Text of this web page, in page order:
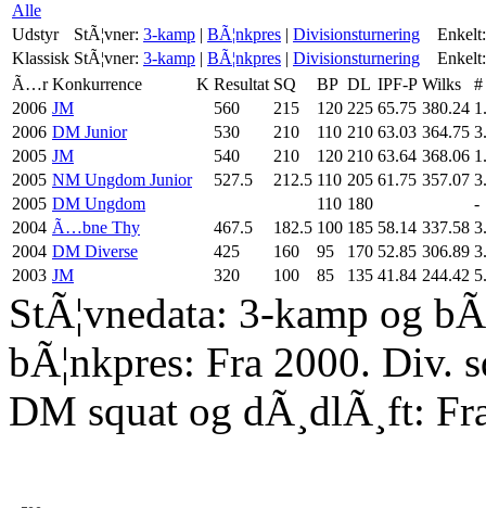
Alle
Udstyr
StÃ¦vner: 3-kamp | BÃ¦nkpres | Divisionsturnering
Enkelt:
Klassisk StÃ¦vner: 3-kamp | BÃ¦nkpres | Divisionsturnering
Enkelt:
Ã…r Konkurrence K Resultat SQ BP DL IPF-P Wilks
#
2006 JM 560 215 120 225 65.75 380.24 1.
2006 DM Junior 530 210 110 210 63.03 364.75 3.
2005 JM 540 210 120 210 63.64 368.06 1.
2005 NM Ungdom Junior 527.5 212.5 110 205 61.75 357.07 3.
2005 DM Ungdom 110 180
-
2004 Ã…bne Thy 467.5 182.5 100 185 58.14 337.58 3.
2004 DM Diverse 425 160 95 170 52.85 306.89 3.
2003 JM 320 100 85 135 41.84 244.42 5.
StÃ¦vnedata: 3-kamp og
bÃ¦nkpres: Fra 2000. Div.
DM squat og dÃ¸dlÃ¸ft: